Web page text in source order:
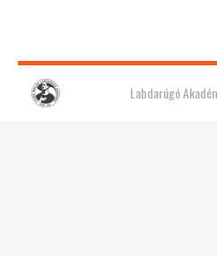
Labdarúgó